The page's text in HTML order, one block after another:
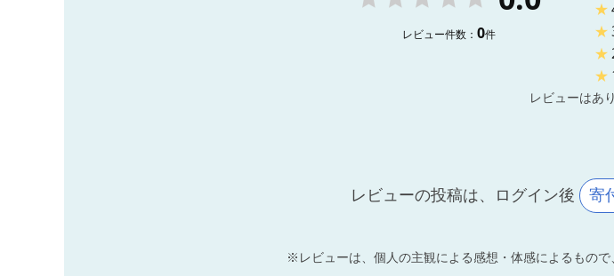
レビュー件数： 0件
★
★
★
★
レビューはあ
レビューの投稿は、ログイン後 寄
※レビューは、個人の主観による感想・体感によるもの